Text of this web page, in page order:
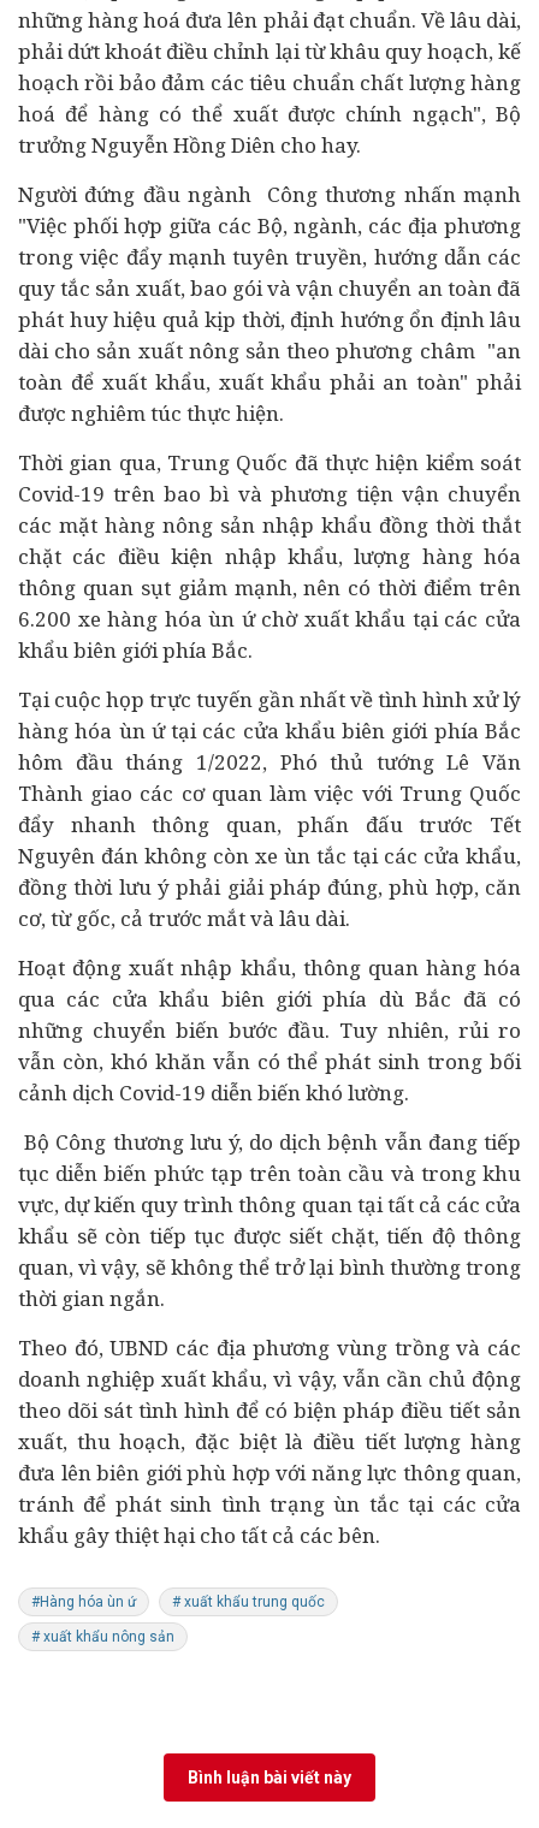
những hàng hoá đưa lên phải đạt chuẩn. Về lâu dài,
phải dứt khoát điều chỉnh lại từ khâu quy hoạch, kế
hoạch rồi bảo đảm các tiêu chuẩn chất lượng hàng
hoá để hàng có thể xuất được chính ngạch", Bộ
trưởng Nguyễn Hồng Diên cho hay.
Người đứng đầu ngành Công thương nhấn mạnh
"Việc phối hợp giữa các Bộ, ngành, các địa phương
trong việc đẩy mạnh tuyên truyền, hướng dẫn các
quy tắc sản xuất, bao gói và vận chuyển an toàn đã
phát huy hiệu quả kịp thời, định hướng ổn định lâu
dài cho sản xuất nông sản theo phương châm "an
toàn để xuất khẩu, xuất khẩu phải an toàn" phải
được nghiêm túc thực hiện.
Thời gian qua, Trung Quốc đã thực hiện kiểm soát
Covid-19 trên bao bì và phương tiện vận chuyển
các mặt hàng nông sản nhập khẩu đồng thời thắt
chặt các điều kiện nhập khẩu, lượng hàng hóa
thông quan sụt giảm mạnh, nên có thời điểm trên
6.200 xe hàng hóa ùn ứ chờ xuất khẩu tại các cửa
khẩu biên giới phía Bắc.
Tại cuộc họp trực tuyến gần nhất về tình hình xử lý
hàng hóa ùn ứtại các cửa khẩu biên giới phía Bắc
hôm đầu tháng 1/2022, Phó thủ tướng Lê Văn
Thành giao các cơ quan làm việc với Trung Quốc
đẩy nhanh thông quan, phấn đấu trước Tết
Nguyên đán không còn xe ùn tắc tại các cửa khẩu,
đồng thời lưu ý phải giải pháp đúng, phù hợp, căn
cơ, từ gốc, cả trước mắt và lâu dài.
Hoạt động xuất nhập khẩu, thông quan hàng hóa
qua các cửa khẩu biên giới phía dù Bắc đã có
những chuyển biến bước đầu. Tuy nhiên, rủi ro
vẫn còn, khó khăn vẫn có thể phát sinh trong bối
cảnh dịch Covid-19 diễn biến khó lường.
Bộ Công thương lưu ý, do dịch bệnh vẫn đang tiếp
tục diễn biến phức tạp trên toàn cầu và trong khu
vực, dự kiến quy trình thông quan tại tất cả các cửa
khẩu sẽ còn tiếp tục được siết chặt, tiến độ thông
quan, vì vậy, sẽ không thể trở lại bình thường trong
thời gian ngắn.
Theo đó, UBND các địa phương vùng trồng và các
doanh nghiệp xuất khẩu, vì vậy, vẫn cần chủ động
theo dõi sát tình hình để có biện pháp điều tiết sản
xuất, thu hoạch, đặc biệt là điều tiết lượng hàng
đưa lên biên giới phù hợp với năng lực thông quan,
tránh để phát sinh tình trạng ùn tắc tại các cửa
khẩu gây thiệt hại cho tất cả các bên.
#Hàng hóa ùn ứ # xuất khẩu trung quốc
# xuất khẩu nông sản
Bình luận bài viết này